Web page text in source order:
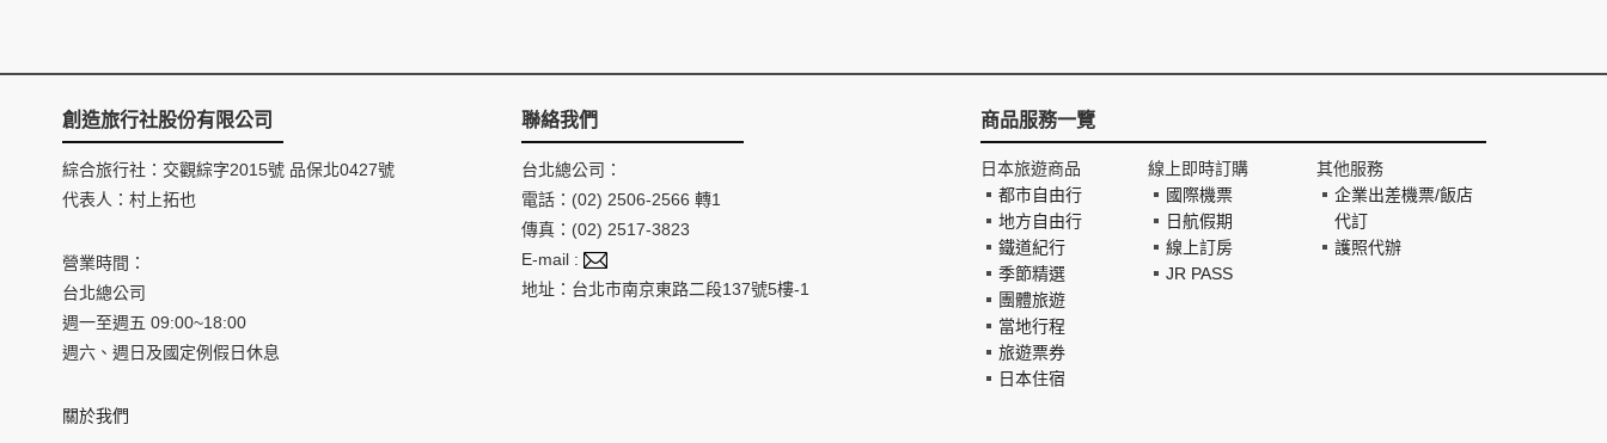
創造旅行社股份有限公司
綜合旅行社：交觀綜字2015號 品保北0427號
代表人：村上拓也
營業時間：
台北總公司
週一至週五 09:00~18:00
週六、週日及國定例假日休息
關於我們
聯絡我們
台北總公司：
電話：(02) 2506-2566 轉1
傳真：(02) 2517-3823
E-mail :
地址：台北市南京東路二段137號5樓-1
商品服務一覽
日本旅遊商品
都市自由行
地方自由行
鐵道紀行
季節精選
團體旅遊
當地行程
旅遊票券
日本住宿
線上即時訂購
國際機票
日航假期
線上訂房
JR PASS
其他服務
企業出差機票/飯店
代訂
護照代辦